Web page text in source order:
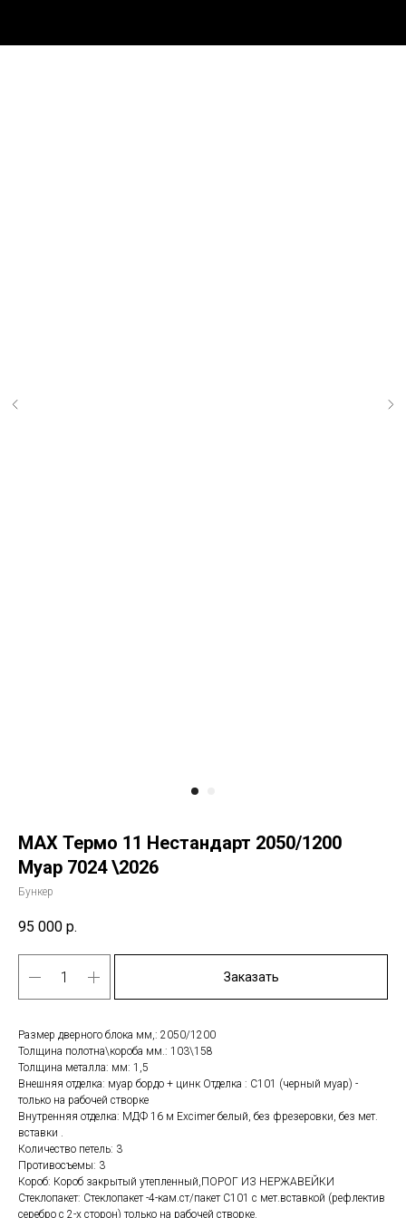
MAX Термо 11 Нестандарт 2050/1200
Муар 7024 \2026
Бункер
95 000 р.
Заказать
Размер дверного блока мм,: 2050/1200
Толщина полотна\короба мм.: 103\158
Толщина металла: мм: 1,5
Внешняя отделка: муар бордо + цинк Отделка : С101 (черный муар) -
только на рабочей створке
Внутренняя отделка: МДФ 16 м Еxcimer белый, без фрезеровки, без мет.
вставки .
Количество петель: 3
Противосъемы: 3
Короб: Короб закрытый утепленный,ПОРОГ ИЗ НЕРЖАВЕЙКИ
Стеклопакет: Стеклопакет -4-кам.ст/пакет С101 с мет.вставкой (рефлектив
серебро с 2-х сторон) только на рабочей створке.